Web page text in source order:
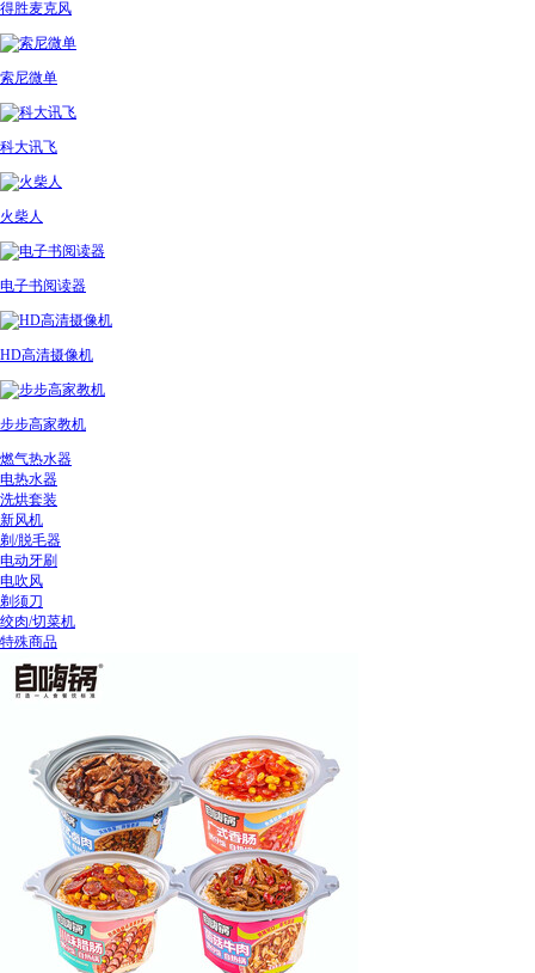
得胜麦克风
索尼微单
科大讯飞
火柴人
电子书阅读器
HD高清摄像机
步步高家教机
燃气热水器
电热水器
洗烘套装
新风机
剃/脱毛器
电动牙刷
电吹风
剃须刀
绞肉/切菜机
特殊商品